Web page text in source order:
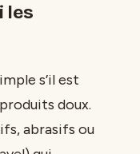
les
s’il est
doux.
abrasifs ou